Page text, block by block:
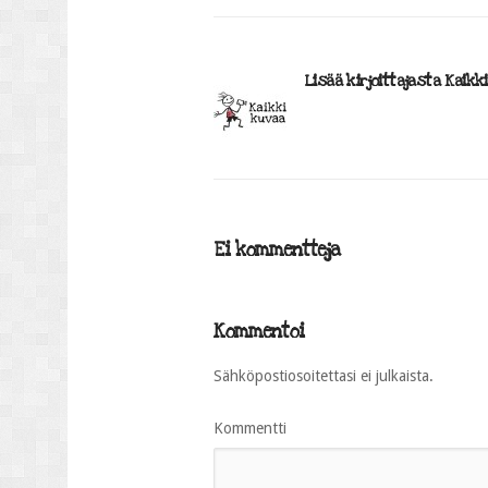
Lisää kirjoittajasta
Ei kommentteja
Kommentoi
Sähköpostiosoitettasi ei julkaista.
Kommentti